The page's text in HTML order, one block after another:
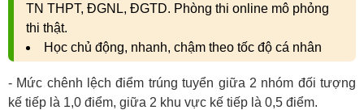
TN THPT, ĐGNL, ĐGTD. Phòng thi online mô phỏng
thi thật.
Học chủ động, nhanh, chậm theo tốc độ cá nhân
- Mức chênh lệch điểm trúng tuyển giữa 2 nhóm đối tượng
kế tiếp là 1,0 điểm, giữa 2 khu vực kế tiếp là 0,5 điểm.